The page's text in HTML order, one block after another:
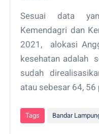
Sesuai data
Kemendagri dan
2021, alokasi
kesehatan adalah
sudah
atau sebesar 64,
Tags Bandar